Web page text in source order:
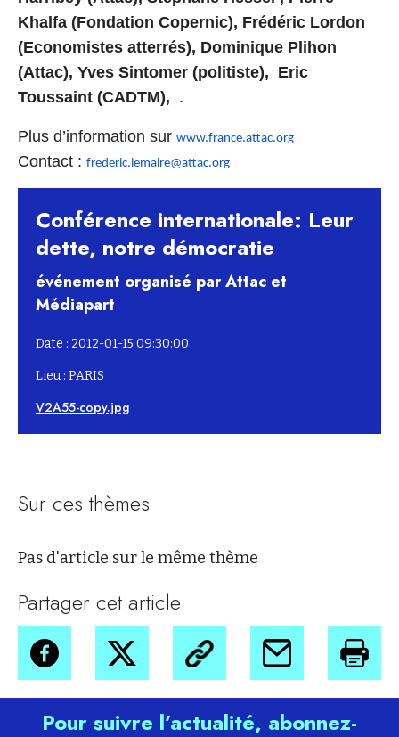
Khalfa (Fondation Copernic), Frédéric Lordon
(Economistes atterrés), Dominique Plihon
(Attac), Yves Sintomer (politiste), Eric
Toussaint (CADTM), .
Plus d’information sur www.france.attac.org
Contact : frederic.lemaire@attac.org
Conférence internationale: Leur
dette, notre démocratie
événement organisé par Attac et
Médiapart
Date : 2012-01-15 09:30:00
Lieu : PARIS
V2A55-copy.jpg
Sur ces thèmes
Pas d'article sur le même thème
Partager cet article
Pour suivre l’actualité, abonnez-